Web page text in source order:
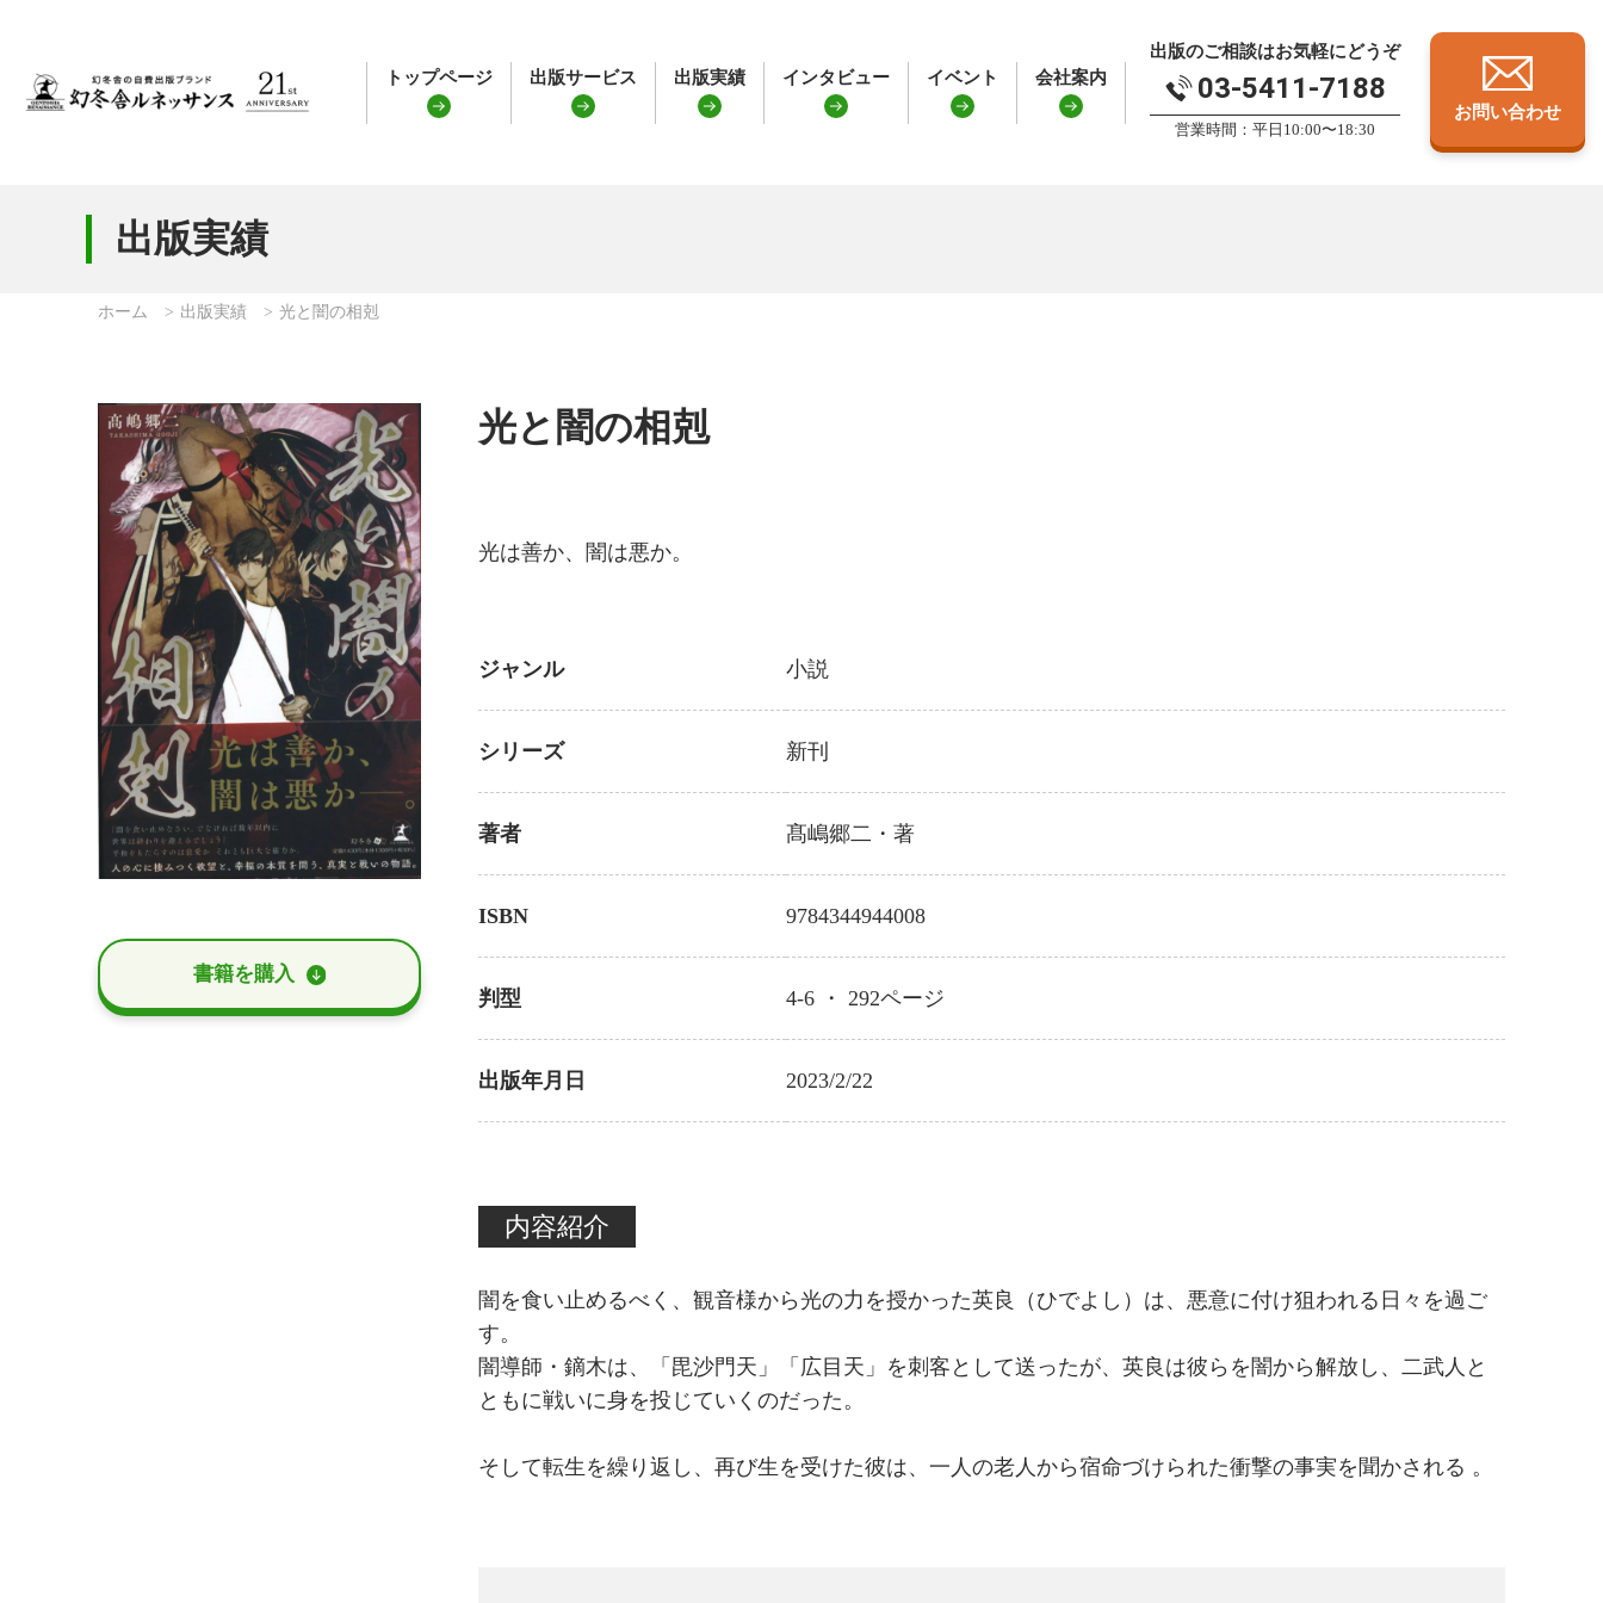
トップページ 出版サービス 出版実績 インタビュー イベント 会社案内
出版のご相談はお気軽にどうぞ
03-5411-7188
営業時間：平日10:00〜18:30
お問い合わせ
出版実績
ホーム 出版実績 光と闇の相剋
書籍を購⼊
光と闇の相剋
光は善か、闇は悪か。
ジャンル 小説
シリーズ 新刊
著者 髙嶋郷二 ・著
ISBN 9784344944008
判型 4-6 ・292ページ
出版年月日 2023/2/22
内容紹介
闇を食い止めるべく、観音様から光の力を授かった英良（ひでよし）は、悪意に付け狙われる日々を過ご
す。
闇導師・鏑木は、「毘沙門天」「広目天」を刺客として送ったが、英良は彼らを闇から解放し、二武人と
ともに戦いに身を投じていくのだった。
そして転生を繰り返し、再び生を受けた彼は、一人の老人から宿命づけられた衝撃の事実を聞かされる 。